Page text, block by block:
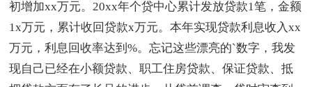
初增加xx万元。20xx年个贷中心累计发放贷款1笔，金额
1x万元，累计收回贷款x万元。本年实现贷款利息收入xx
万元，利息回收率达到%。忘记这些漂亮的`数字，我发
现自己已经在小额贷款、职工住房贷款、保证贷款、抵